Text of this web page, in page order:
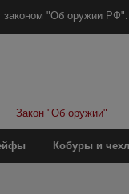
законом "Об оружии РФ".
Закон "Об оружии"
Кобуры и